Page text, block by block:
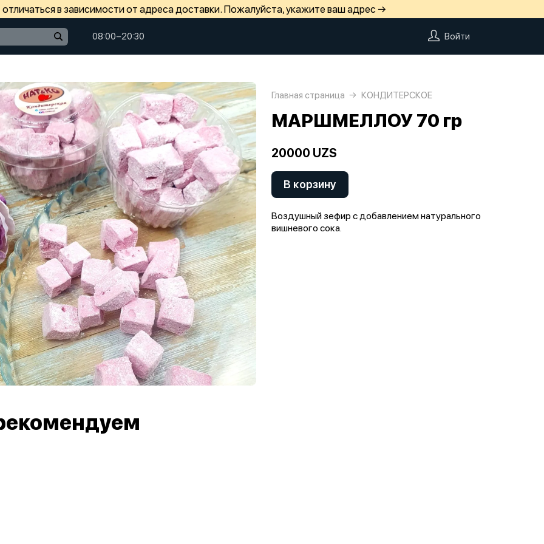
в зависимости от адреса доставки. Пожалуйста, укажите ваш адрес →
08:00−20:30 Войти
Главная страница КОНДИТЕРСКОЕ
МАРШМЕЛЛОУ 70 гр
20000 UZS
В корзину
Воздушный зефир с добавлением натурального
вишневого сока.